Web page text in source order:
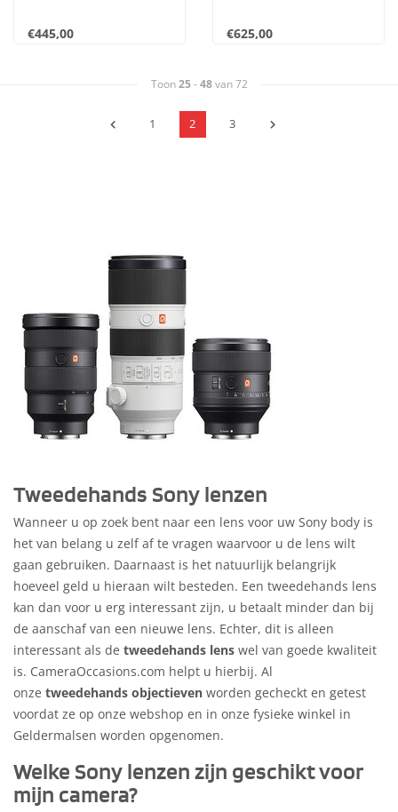
€445,00 €625,00
Toon25-48van 72
1 2 3
Tweedehands Sony lenzen
Wanneer u op zoek bent naar een lens voor uw Sony body is
het van belang u zelf af te vragen waarvoor u de lens wilt
gaan gebruiken. Daarnaast is het natuurlijk belangrijk
hoeveel geld u hieraan wilt besteden. Een tweedehands lens
kan dan voor u erg interessant zijn, u betaalt minder dan bij
de aanschaf van een nieuwe lens. Echter, dit is alleen
interessant als de tweedehands lens wel van goede kwaliteit
is. CameraOccasions.com helpt u hierbij. Al
onze tweedehands objectieven worden gecheckt en getest
voordat ze op onze webshop en in onze fysieke winkel in
Geldermalsen worden opgenomen.
Welke Sony lenzen zijn geschikt voor
mijn camera?